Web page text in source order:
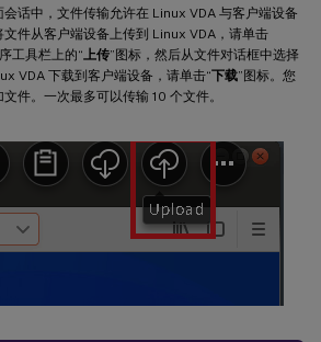
话中，文件传输允许在 Linux VDA 与客户端设备
件从客户端设备上传到 Linux VDA，请单击
工具栏上的“ 上传”图标，然后从文件对话框中选择
VDA 下载到客户端设备，请单击“下载”图标。您
件。一次最多可以传输 10 个文件。